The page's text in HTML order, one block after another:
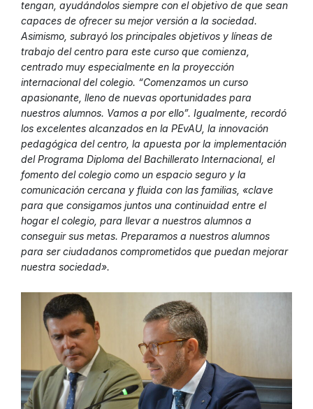
tengan, ayudándolos siempre con el objetivo de que sean
capaces de ofrecer su mejor versión a la sociedad.
Asimismo, subrayó los principales objetivos y líneas de
trabajo del centro para este curso que comienza,
centrado muy especialmente en la proyección
internacional del colegio. “Comenzamos un curso
apasionante, lleno de nuevas oportunidades para
nuestros alumnos. Vamos a por ello”. Igualmente, recordó
los excelentes alcanzados en la PEvAU, la innovación
pedagógica del centro, la apuesta por la implementación
del Programa Diploma del Bachillerato Internacional, el
fomento del colegio como un espacio seguro y la
comunicación cercana y fluida con las familias, «clave
para que consigamos juntos una continuidad entre el
hogar el colegio, para llevar a nuestros alumnos a
conseguir sus metas. Preparamos a nuestros alumnos
para ser ciudadanos comprometidos que puedan mejorar
nuestra sociedad».